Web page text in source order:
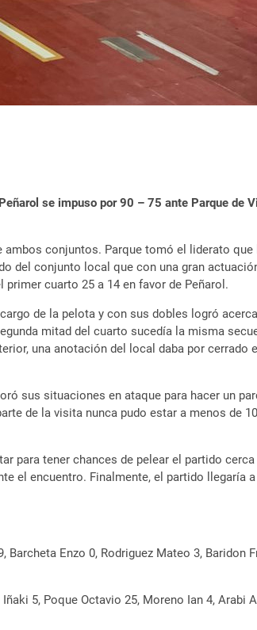
se impuso por 90 – 75 ante Parque de
conjuntos. Parque tomó el liderato
del conjunto local que con una gran
cuarto 25 a 14 en favor de Peñarol.
de la pelota y con sus dobles logró
mitad del cuarto sucedía la misma
una anotación del local daba por cerrado
sus situaciones en ataque para hacer un
de la visita nunca pudo estar a menos de
para tener chances de pelear el partido
el encuentro. Finalmente, el partido llegaría
Enzo 0, Rodriguez Mateo 3, Baridon
5, Poque Octavio 25, Moreno Ian 4, Arabi